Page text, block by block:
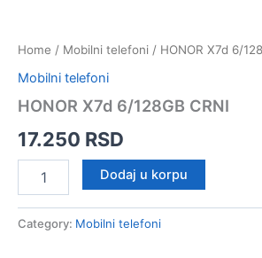
Home / Mobilni telefoni / HONOR X7d 6/
Mobilni telefoni
HONOR X7d 6/128GB CRNI
17.250 RSD
CRNI
Dodaj u korpu
Category: Mobilni telefoni